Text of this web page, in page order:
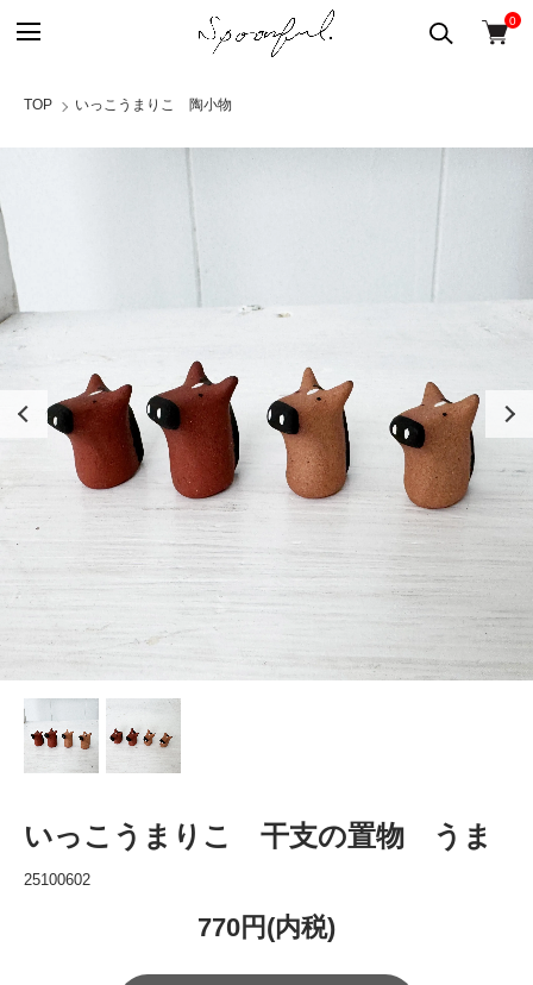
0
TOP いっこうまりこ 陶小物
いっこうまりこ 干支の置物 うま
25100602
770円(内税)